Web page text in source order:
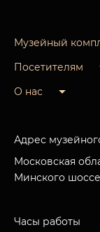
Музейный
Посетителям
О нас
Адрес
Московская
Минского
Часы работы